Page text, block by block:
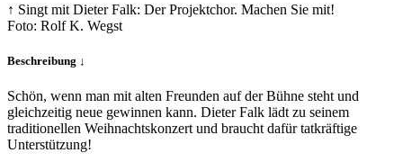
↑ Singt mit Dieter Falk: Der Projektchor. Machen Sie mit!
Foto: Rolf K. Wegst
Beschreibung ↓
Schön, wenn man mit alten Freunden auf der Bühne steht und
gleichzeitig neue gewinnen kann. Dieter Falk lädt zu seinem
traditionellen Weihnachtskonzert und braucht dafür tatkräftige
Unterstützung!